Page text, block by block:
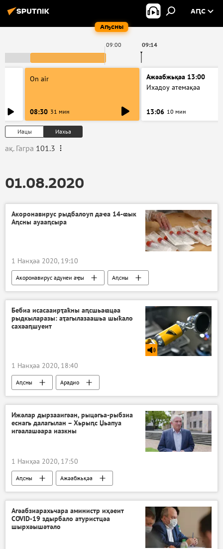
Аҧсны
АԤС
09:00 09:14
On air
08:30 31 мин
Ажәабжьқәа 13:00
Ихадоу атемақәа
13:06 10 мин
Иацы Иахьа
ақ. Гагра 101.3
01.08.2020
Акоронавирус рыдбалоуп даҽа 14-ҩык
Аԥсны ауааԥсыра
1 Нанҳәа 2020, 19:10
Акоронавирус адунеи аҿы
Аԥсны
Ажәабжьқәа
Бебиа исасааирҭаҟны аԥсшьаҩцәа
рыдкыларазы: аҭагылазаашьа шыҟало
сахәаԥшуеит
1 Нанҳәа 2020, 18:40
Аԥсны Арадио
Ижәлар дырзааигәан, рыцәгьа-рыбзиа
еснагь далагылан – Хьрыԥс Џьапуа
игәалашәара иазкны
1 Нанҳәа 2020, 17:50
Аԥсны Ажәабжьқәа
Агәабзиарахьчара аминистр иҳәеит
COVID-19 здырбало атуристцәа
шырхәышәтәло